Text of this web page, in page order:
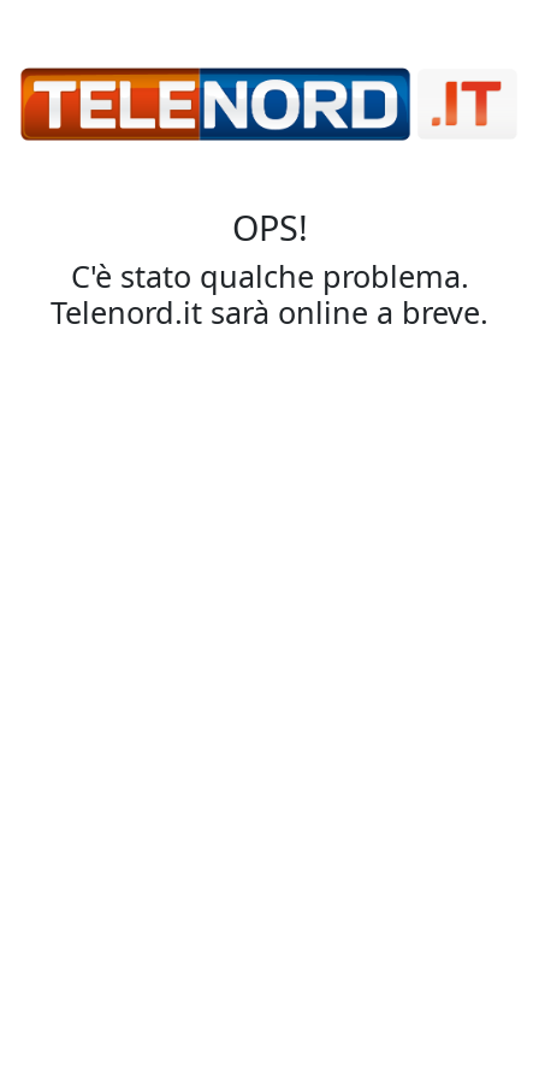
OPS!
C'è stato qualche problema.
Telenord.it sarà online a breve.